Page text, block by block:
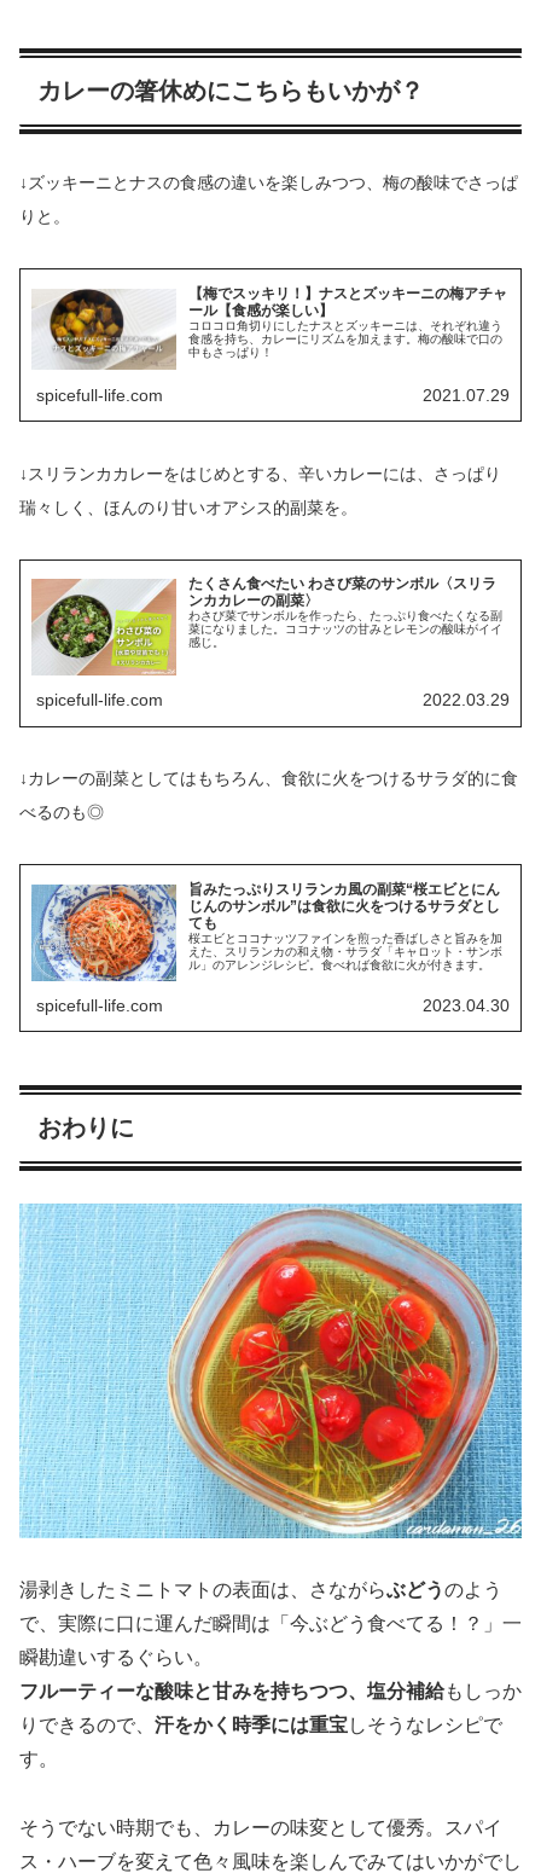
カレーの箸休めにこちらもいかが？
↓ズッキーニとナスの食感の違いを楽しみつつ、梅の酸味でさっぱ
りと。
【梅でスッキリ！】ナスとズッキーニの梅アチャ
ール【食感が楽しい】
コロコロ角切りにしたナスとズッキーニは、それぞれ違う
食感を持ち、カレーにリズムを加えます。梅の酸味で口の
中もさっぱり！
spicefull-life.com 2021.07.29
↓スリランカカレーをはじめとする、辛いカレーには、さっぱり
瑞々しく、ほんのり甘いオアシス的副菜を。
たくさん食べたい わさび菜のサンボル〈スリラ
ンカカレーの副菜〉
わさび菜でサンボルを作ったら、たっぷり食べたくなる副
菜になりました。ココナッツの甘みとレモンの酸味がイイ
感じ。
spicefull-life.com 2022.03.29
↓カレーの副菜としてはもちろん、食欲に火をつけるサラダ的に食
べるのも◎
旨みたっぷりスリランカ風の副菜“桜エビとにん
じんのサンボル”は食欲に火をつけるサラダとし
ても
桜エビとココナッツファインを煎った香ばしさと旨みを加
えた、スリランカの和え物・サラダ「キャロット・サンボ
ル」のアレンジレシピ。食べれば食欲に火が付きます。
spicefull-life.com 2023.04.30
おわりに
湯剥きしたミニトマトの表面は、さながらぶどうのよう
で、実際に口に運んだ瞬間は「今ぶどう食べてる！？」一
瞬勘違いするぐらい。
フルーティーな酸味と甘みを持ちつつ、塩分補給もしっか
りできるので、 汗をかく時季には重宝しそうなレシピで
す。
そうでない時期でも、カレーの味変として優秀。スパイ
ス・ハーブを変えて色々風味を楽しんでみてはいかがでし